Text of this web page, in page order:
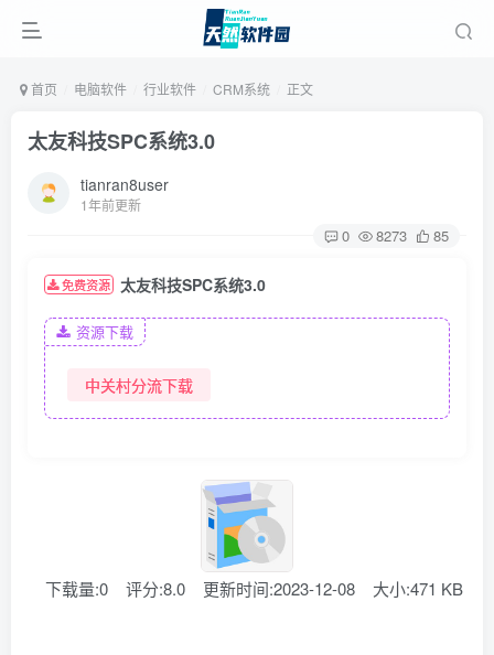
首页 电脑软件 行业软件 CRM系统 正文
太友科技SPC系统3.0
tianran8user
1年前更新
0 8273 85
免费资源 太友科技SPC系统3.0
资源下载
中关村分流下载
下载量:0 评分:8.0 更新时间:2023-12-08 大小:471 KB